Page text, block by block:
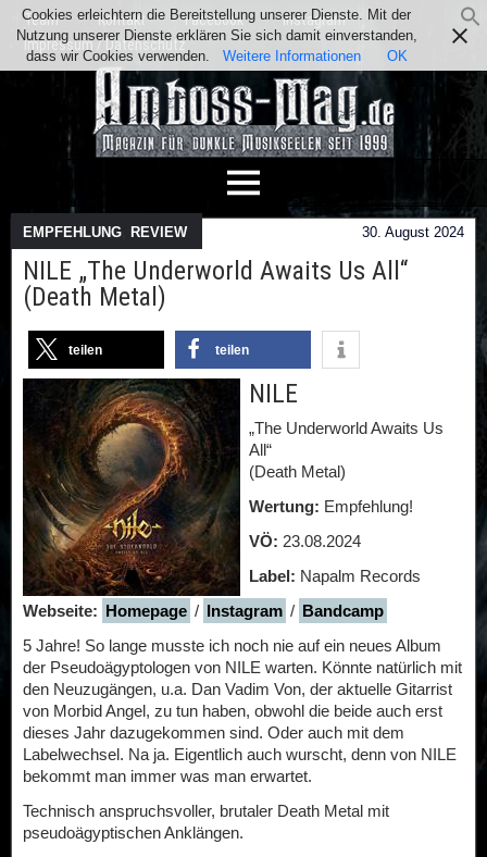
Team Kontakt Facebook
Instagram
Impressum / Datenschutz
EMPFEHLUNG REVIEW 30. August 2024
NILE „The Underworld Awaits Us All“
(Death Metal)
teilen teilen
NILE
„The Underworld Awaits Us
All“
(Death Metal)
Wertung: Empfehlung!
VÖ: 23.08.2024
Label: Napalm Records
Webseite: Homepage / Instagram / Bandcamp
5 Jahre! So lange musste ich noch nie auf ein neues Album
der Pseudoägyptologen von NILE warten. Könnte natürlich mit
den Neuzugängen, u.a. Dan Vadim Von, der aktuelle Gitarrist
von Morbid Angel, zu tun haben, obwohl die beide auch erst
dieses Jahr dazugekommen sind. Oder auch mit dem
Labelwechsel. Na ja. Eigentlich auch wurscht, denn von NILE
bekommt man immer was man erwartet.
Technisch anspruchsvoller, brutaler Death Metal mit
pseudoägyptischen Anklängen.
Cookies erleichtern die Bereitstellung unserer Dienste. Mit der
Nutzung unserer Dienste erklären Sie sich damit einverstanden,
dass wir Cookies verwenden.
Weitere Informationen OK